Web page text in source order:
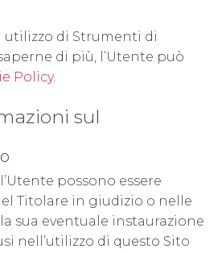
utilizzo di Strumenti di
di più, l’Utente può
Policy.
sul
possono essere
Titolare in giudizio o nelle
sua eventuale instaurazione
nell’utilizzo di questo Sito